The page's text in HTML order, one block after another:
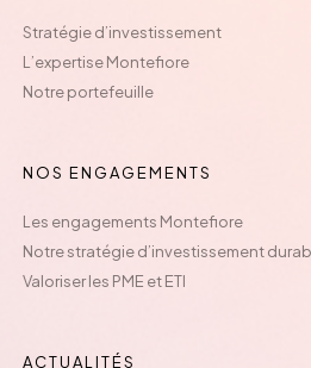
Stratégie d’investissement
L’expertise Montefiore
Notre portefeuille
NOS ENGAGEMENTS
Les engagements Montefiore
Notre stratégie d’investissement
Valoriser les PME et ETI
ACTUALITÉS